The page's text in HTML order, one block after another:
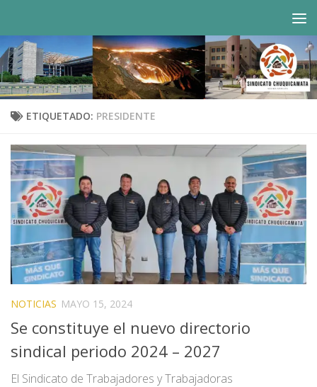
ETIQUETADO: PRESIDENTE
NOTICIAS MAYO 15, 2024
Se constituye el nuevo directorio
sindical periodo 2024 – 2027
El Sindicato de Trabajadores y Trabajadoras